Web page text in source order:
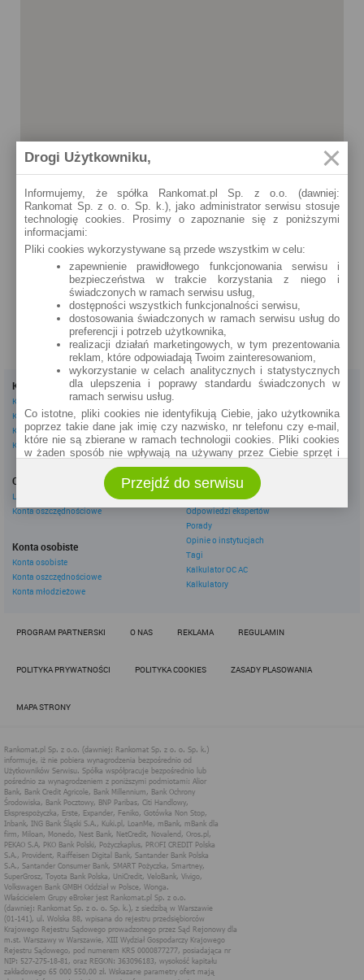
Świebodzin
Plac Wolności 1 (24h)
szczegóły »
Kredyty
Kredyty gotówkowe
Kredyty hipoteczne
Kredyty konsolidacyjne
Kredyty na samochód
Oszczędzanie
Lokaty
Konta oszczędnościowe
Konta osobiste
Konta osobiste
Konta oszczędnościowe
Konta młodzieżowe
Dla firm
Konta firmowe
Leasingi
Inne
eBroker Ekstra
Odpowiedzi ekspertów
Porady
Opinie o instytucjach
Tagi
Kalkulator OC AC
Kalkulatory
PROGRAM PARTNERSKI O NAS REKLAMA REGULAMIN
POLITYKA PRYWATNOŚCI POLITYKA COOKIES ZASADY PLASOWANIA
MAPA STRONY
Drogi Użytkowniku,
Informujemy, że spółka Rankomat.pl Sp. z o.o. (dawniej:
Rankomat Sp. z o. o. Sp. k.), jako administrator serwisu stosuje
technologię cookies. Prosimy o zapoznanie się z poniższymi
informacjami:
Pliki cookies wykorzystywane są przede wszystkim w celu:
zapewnienie prawidłowego funkcjonowania serwisu i
bezpieczeństwa w trakcie korzystania z niego i
świadczonych w ramach serwisu usług,
dostępności wszystkich funkcjonalności serwisu,
dostosowania świadczonych w ramach serwisu usług do
preferencji i potrzeb użytkownika,
realizacji działań marketingowych, w tym prezentowania
reklam, które odpowiadają Twoim zainteresowaniom,
wykorzystanie w celach analitycznych i statystycznych
dla ulepszenia i poprawy standardu świadczonych w
ramach serwisu usług.
Co istotne, pliki cookies nie identyfikują Ciebie, jako użytkownika
poprzez takie dane jak imię czy nazwisko, nr telefonu czy e-mail,
które nie są zbierane w ramach technologii cookies. Pliki cookies
w żaden sposób nie wpływają na używany przez Ciebie sprzęt i
Zakres wykorzystywania plików cookies możliwy jest do
określenia w ustawieniach przeglądarki każdego użytkownika. Bez
wprowadzenia zmian ustawień, informacje w plikach cookies mogą
być zapisywane w pamięci Twojego urządzenia.
Administratorem danych pozyskiwanych w technologii cookies jest
spółka Rankomat.pl Sp. z o.o. (dawniej: Rankomat Sp. z o. o. Sp.
k.) z siedzibą w Warszawie, ul. Wolska 88, 01 - 141 Warszawa.
Możesz jako użytkownik w każdym czasie skontaktować się z
administratorem pod adresem bok@ebroker.pl, jak również wyrazić
obowiązującym prawem (zgodnie z tzw. RODO) w ramach tzw.
dostosowanie usług, świadczonych w ramach serwisu do potrzeb
Polityka Cookies serwisów
internetowych spółki Rankomat.pl Sp. z
o.o. (dawniej: Rankomat Sp. z o. o. Sp.
k.)
Rankomat.pl Sp. z o.o. (dawniej: Rankomat Sp. z o. o. Sp. k.), z
siedzibą w Warszawie (01-141), ul. Wolska 88, wpisana do rejestru
przedsiębiorców Krajowego Rejestru Sądowego prowadzonego
przez Sąd Rejonowy dla m.st. Warszawy w Warszawie, XIII
Wydział Gospodarczy Krajowego Rejestru Sądowego, pod
numerem KRS 0000877277, posiadająca nr NIP: 527-275-18-81,
oraz REGON: 363096183, zwana dalej "Rankomat" wykorzystuje
na swoich stronach internetowych technologię "cookies".
Zasady wykorzystania informacji dostarczonych przez
użytkownika w ramach technologii cookies w trakcie korzystania
ze stron internetowych i Rankomat określa niniejszy dokument.
Przejdź do serwisu